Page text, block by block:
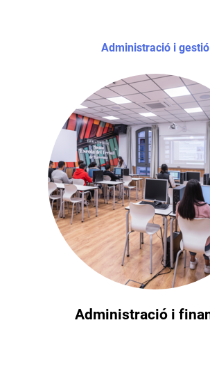
Administració i
Administració i gestió